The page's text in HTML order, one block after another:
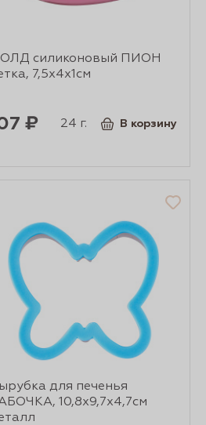
силиконовый ПИОН
7,5х4х1см
₽ 24 г. В корзину
для печенья
10,8х9,7х4,7см